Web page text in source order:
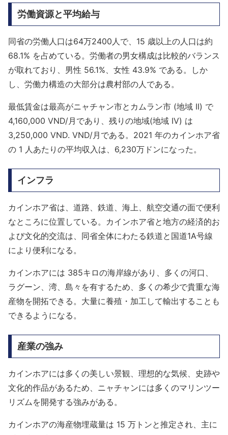
労働資源と平均給与
同省の労働人口は64万2400人で、15 歳以上の人口は約
68.1% を占めている。労働者の男女構成は比較的バランス
が取れており、男性 56.1%、女性 43.9% である。しか
し、労働力構造の大部分は農村部の人である。
最低賃金は最高がニャチャン市とカムラン市 (地域 II) で
4,160,000 VND/月であり、残りの地域(地域 IV) は
3,250,000 VND. VND/月である。2021 年のカインホア省
の 1 人あたりの平均収入は、6,230万ドンになった。
インフラ
カインホア省は、道路、鉄道、海上、航空交通の面で便利
なところに位置している。カインホア省と地方の経済的お
よび文化的交流は、同省全体にわたる鉄道と国道1A号線
により便利になる。
カインホアには 385キロの海岸線があり、多くの河口、
ラグーン、湾、島々を有するため、多くの希少で貴重な海
産物を開拓できる。大量に養殖・加工して輸出することも
できるようになる。
産業の強み
カインホアには多くの美しい景観、理想的な気候、史跡や
文化的作品があるため、ニャチャンには多くのマリンツー
リズムを開発する強みがある。
カインホアの海産物埋蔵量は 15 万トンと推定され、主に